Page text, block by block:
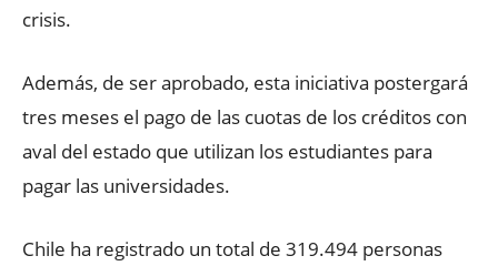
crisis.
Además, de ser aprobado, esta iniciativa postergará
tres meses el pago de las cuotas de los créditos con
aval del estado que utilizan los estudiantes para
pagar las universidades.
Chile ha registrado un total de 319.494 personas